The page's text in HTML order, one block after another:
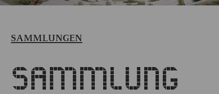
SAMMLUNGEN
Sammlung